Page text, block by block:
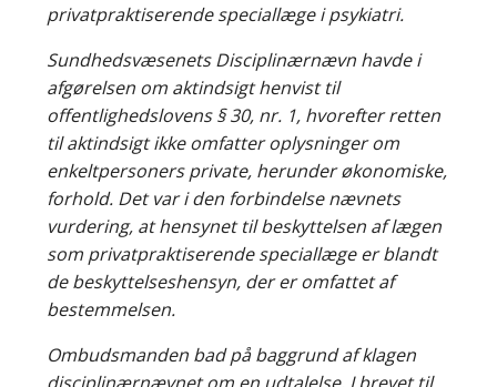
privatpraktiserende speciallæge i psykiatri.
Sundhedsvæsenets Disciplinærnævn havde i
afgørelsen om aktindsigt henvist til
offentlighedslovens § 30, nr. 1, hvorefter retten
til aktindsigt ikke omfatter oplysninger om
enkeltpersoners private, herunder økonomiske,
forhold. Det var i den forbindelse nævnets
vurdering, at hensynet til beskyttelsen af lægen
som privatpraktiserende speciallæge er blandt
de beskyttelseshensyn, der er omfattet af
bestemmelsen.
Ombudsmanden bad på baggrund af klagen